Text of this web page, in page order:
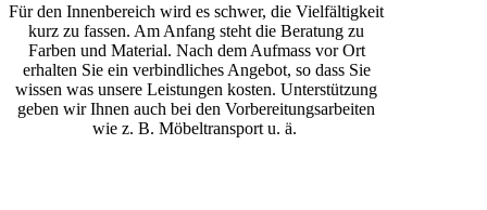
Für den Innenbereich wird es schwer, die Vielfältigkeit
kurz zu fassen. Am Anfang steht die Beratung zu
Farben und Material. Nach dem Aufmass vor Ort
erhalten Sie ein verbindliches Angebot, so dass Sie
wissen was unsere Leistungen kosten. Unterstützung
geben wir Ihnen auch bei den Vorbereitungsarbeiten
wie z. B. Möbeltransport u. ä.